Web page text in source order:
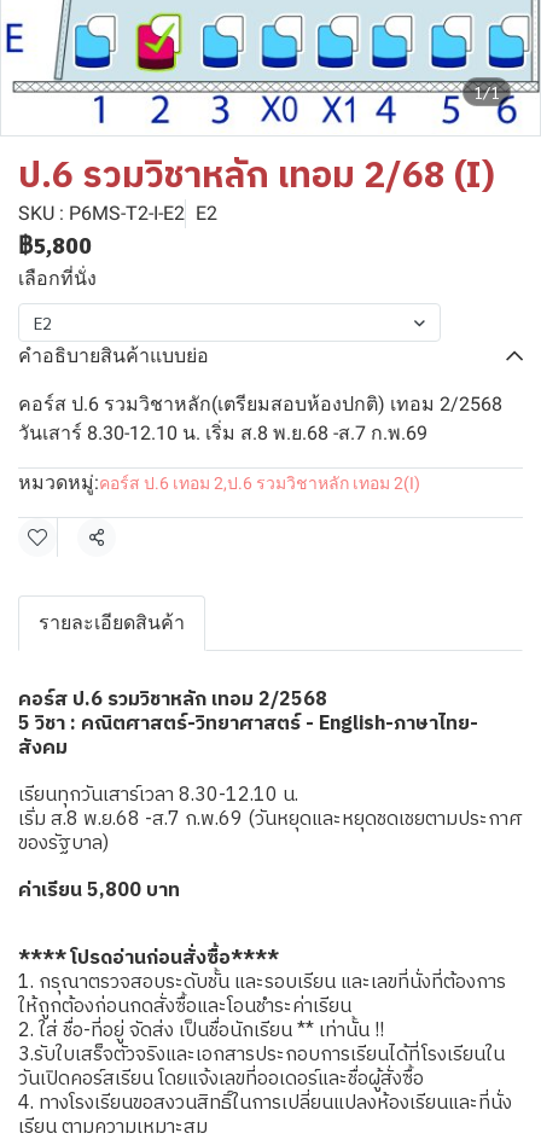
1/1
ป.6 รวมวิชาหลัก เทอม 2/68 (I)
SKU : P6MS-T2-I-E2 E2
฿5,800
เลือกที่นั่ง
E2
คำอธิบายสินค้าแบบย่อ
คอร์ส ป.6 รวมวิชาหลัก(เตรียมสอบห้องปกติ) เทอม 2/2568
วันเสาร์ 8.30-12.10 น. เริ่ม ส.8 พ.ย.68 -ส.7 ก.พ.69
หมวดหมู่:คอร์ส ป.6 เทอม 2,ป.6 รวมวิชาหลัก เทอม 2(I)
แชร์
รายละเอียดสินค้า
คอร์ส ป.6 รวมวิชาหลัก เทอม 2/2568
5 วิชา : คณิตศาสตร์-วิทยาศาสตร์ - English-ภาษาไทย-
สังคม
เรียนทุกวันเสาร์เวลา 8.30-12.10 น.
เริ่ม ส.8 พ.ย.68 -ส.7 ก.พ.69 (วันหยุดและหยุดชดเชยตามประกาศ
ของรัฐบาล)
ค่าเรียน 5,800 บาท
**** โปรดอ่านก่อนสั่งซื้อ****
1. กรุณาตรวจสอบระดับชั้น และรอบเรียน และเลขที่นั่งที่ต้องการ
ให้ถูกต้องก่อนกดสั่งซื้อและโอนชำระค่าเรียน
2. ใส่ ชื่อ-ที่อยู่ จัดส่ง เป็นชื่อนักเรียน ** เท่านั้น !!
3.รับใบเสร็จตัวจริงและเอกสารประกอบการเรียนได้ที่โรงเรียนใน
วันเปิดคอร์สเรียน โดยแจ้งเลขที่ออเดอร์และชื่อผู้สั่งซื้อ
4. ทางโรงเรียนขอสงวนสิทธิ์ในการเปลี่ยนแปลงห้องเรียนและที่นั่ง
เรียน ตามความเหมาะสม